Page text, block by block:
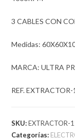
3 CABLES CON
Medidas:
MARCA: ULTRA
REF.
SKU:EXTRACTOR-
Categorías: